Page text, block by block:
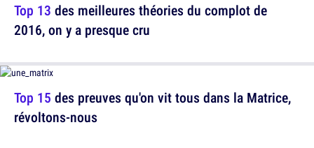
Top 13 des meilleures théories du complot de
2016, on y a presque cru
Top 15 des preuves qu'on vit tous dans la Matrice,
révoltons-nous